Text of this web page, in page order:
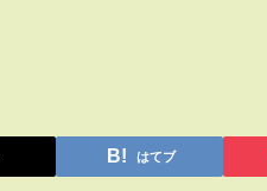
はてブ